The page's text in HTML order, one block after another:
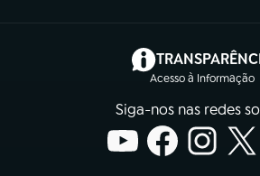
Acesso à Informação
(abre
Siga-nos nas redes